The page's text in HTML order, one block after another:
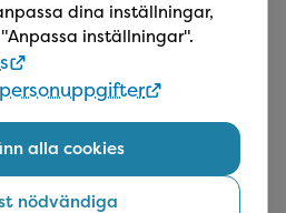
bedömer alternativ för
behandling av dina besvär.
behandling utöver
tillkommer. Tandläkaren
Fortsätt
dina inställningar,
inställningar".
alla cookies
nödvändiga